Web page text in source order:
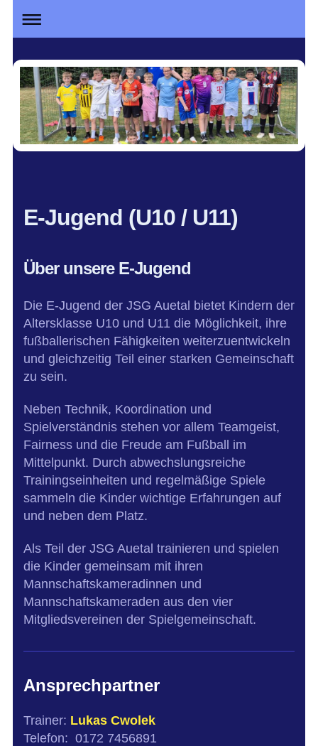
E-Jugend (U10 / U11)
Über unsere E-Jugend
Die E-Jugend der JSG Auetal bietet Kindern der
Altersklasse U10 und U11 die Möglichkeit, ihre
fußballerischen Fähigkeiten weiterzuentwickeln
und gleichzeitig Teil einer starken Gemeinschaft
zu sein.
Neben Technik, Koordination und
Spielverständnis stehen vor allem Teamgeist,
Fairness und die Freude am Fußball im
Mittelpunkt. Durch abwechslungsreiche
Trainingseinheiten und regelmäßige Spiele
sammeln die Kinder wichtige Erfahrungen auf
und neben dem Platz.
Als Teil der JSG Auetal trainieren und spielen
die Kinder gemeinsam mit ihren
Mannschaftskameradinnen und
Mannschaftskameraden aus den vier
Mitgliedsvereinen der Spielgemeinschaft.
Ansprechpartner
Trainer: Lukas Cwolek
Telefon: 0172 7456891